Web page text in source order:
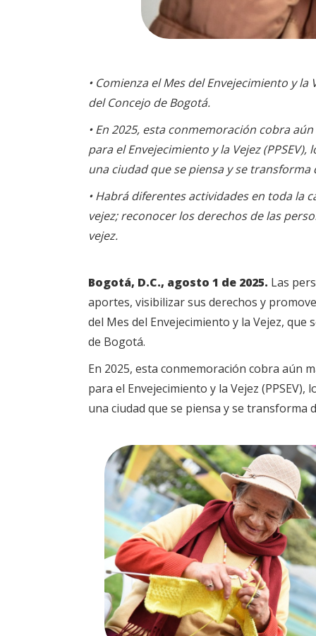
• Comienza el Mes del Envejecimiento y
del Concejo de Bogotá.
• En 2025, esta conmemoración cobra
para el Envejecimiento y la Vejez
una ciudad que se piensa y se transforma
• Habrá diferentes actividades en toda la
vejez; reconocer los derechos de las
vejez.
Bogotá, D.C., agosto 1 de 2025. Las
aportes, visibilizar sus derechos y
del Mes del Envejecimiento y la Vejez,
de Bogotá.
En 2025, esta conmemoración cobra aún
para el Envejecimiento y la Vejez
una ciudad que se piensa y se transforma